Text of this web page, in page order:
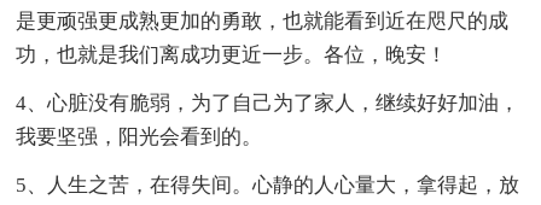
是更顽强更成熟更加的勇敢，也就能看到近在咫尺的成
功，也就是我们离成功更近一步。各位，晚安！
4、心脏没有脆弱，为了自己为了家人，继续好好加油，
我要坚强，阳光会看到的。
5、人生之苦，在得失间。心静的人心量大，拿得起，放